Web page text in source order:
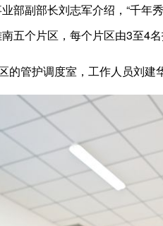
部副部长刘志军介绍，“千年
五个片区，每个片区由3至4
的管护调度室，工作人员刘建